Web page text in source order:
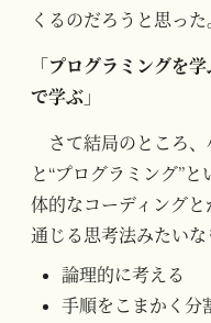
くるのだろうと思った
「プログラミングを学
で学ぶ」
さて結局のところ
と“プログラミング”
体的なコーディング
通じる思考法みたいな
論理的に考える
手順をこまかく分